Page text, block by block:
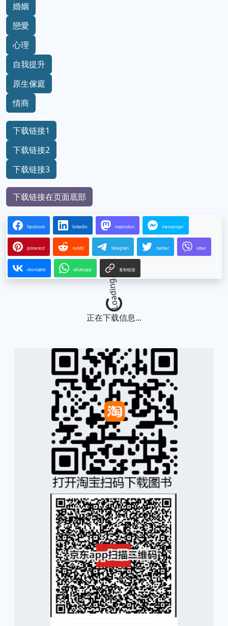
婚姻
戀愛
心理
自我提升
原生傢庭
情商
下载链接1
下载链接2
下载链接3
下载链接在页面底部
facebook linkedin mastodon messenger
pinterest reddit telegram twitter viber
vkontakte whatsapp 复制链接
Loading...
正在下载信息...